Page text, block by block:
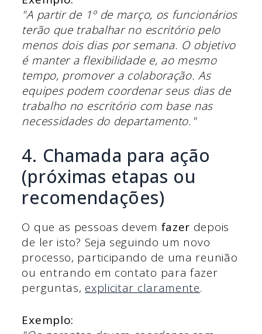
"A partir de 1º de março, os funcionários
terão que trabalhar no escritório pelo
menos dois dias por semana. O objetivo
é manter a flexibilidade e, ao mesmo
tempo, promover a colaboração. As
equipes podem coordenar seus dias de
trabalho no escritório com base nas
necessidades do departamento."
4. Chamada para ação
(próximas etapas ou
recomendações)
O que as pessoas devem fazer depois
de ler isto? Seja seguindo um novo
processo, participando de uma reunião
ou entrando em contato para fazer
perguntas, explicitar claramente.
Exemplo: